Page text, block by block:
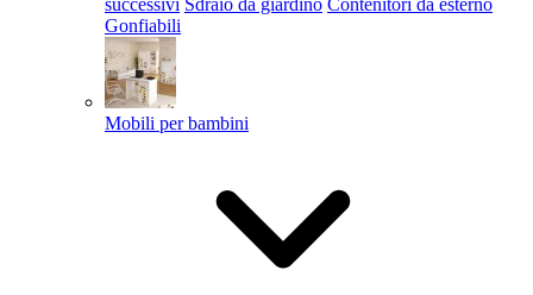
successivi Sdraio da giardino Contenitori da esterno
Gonfiabili
Mobili per bambini